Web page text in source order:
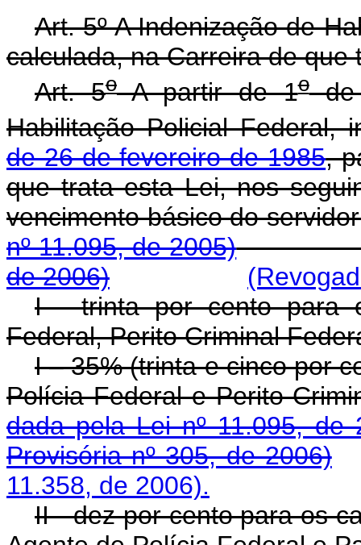
Art. 5º A Indenização de
calculada, na Carreira de
Art. 5oA partir de 1ode
Habilitação Policial Federal,
de 26 de fevereiro de 1985,
que trata esta Lei, nos
vencimento básico
nº 11.095, de 2005)
de 2006)
I - trinta por cento para
Federal, Perito Criminal
I – 35% (trinta e cinco por
Polícia Federal e
dada pela Lei nº 11.095, de
Provisória nº 305, de 2006)
11.358, de 2006).
II - dez por cento para os